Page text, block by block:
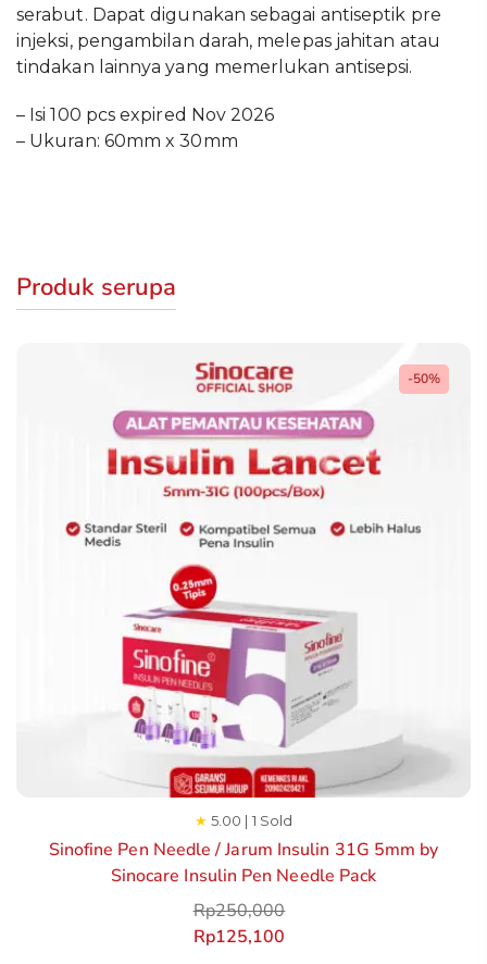
serabut. Dapat digunakan sebagai antiseptik pre
injeksi, pengambilan darah, melepas jahitan atau
tindakan lainnya yang memerlukan antisepsi.
– Isi 100 pcs expired Nov 2026
– Ukuran: 60mm x 30mm
Produk serupa
-50%
Sinofine Pen Needle / Jarum Insulin 31G 5mm by
Sinocare Insulin Pen Needle Pack
★5.00 | 1 Sold
Rp250,000
Rp125,100